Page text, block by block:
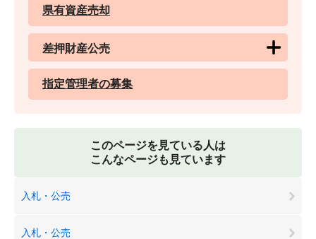
県有資産売却
差押財産公売
指定管理者の募集
このページを見ている人は
こんなページも見ています
入札・公売
入札・公売